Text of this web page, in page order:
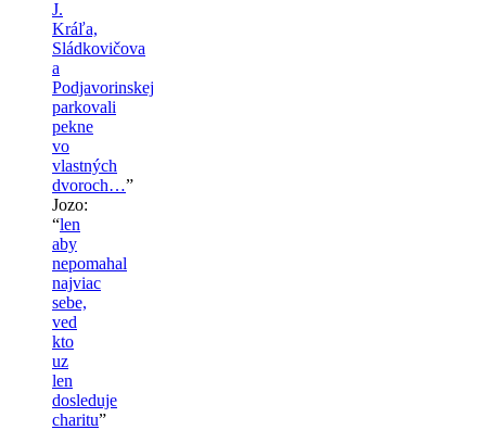
J.
Kráľa,
Sládkovičova
a
Podjavorinskej
parkovali
pekne
vo
vlastných
dvoroch…”
Jozo:
“len
aby
nepomahal
najviac
sebe,
ved
kto
uz
len
dosleduje
charitu”